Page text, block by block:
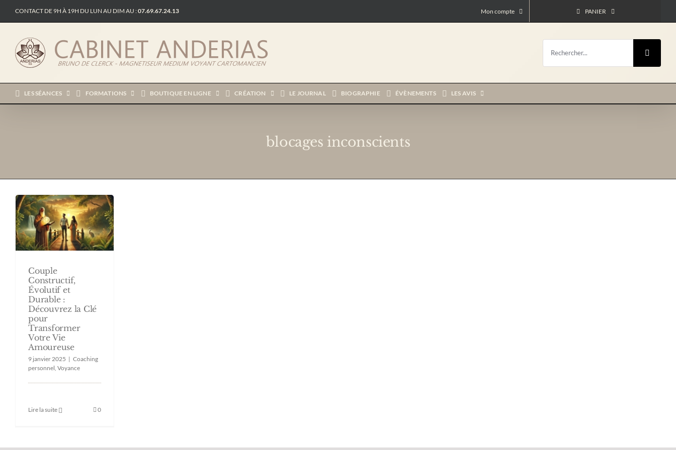
contenu
CONTACT DE 9H À 19H DU LUN AU DIM AU :07.69.67.24.13 Mon compte PANIER
Rechercher:
LES SÉANCES FORMATIONS BOUTIQUE EN LIGNE CRÉATION LE JOURNAL BIOGRAPHIE ÉVÈNEMENTS LES AVIS
blocages inconscients
Couple Constructif,
Évolutif et Durable :
Découvrez la Clé
pour Transformer
Votre Vie Amoureuse
Couple
Constructif,
Évolutif et
Durable :
Découvrez la Clé
pour
Transformer
Votre Vie
Amoureuse
9 janvier 2025 | Coaching
personnel, Voyance
Lire la suite 0